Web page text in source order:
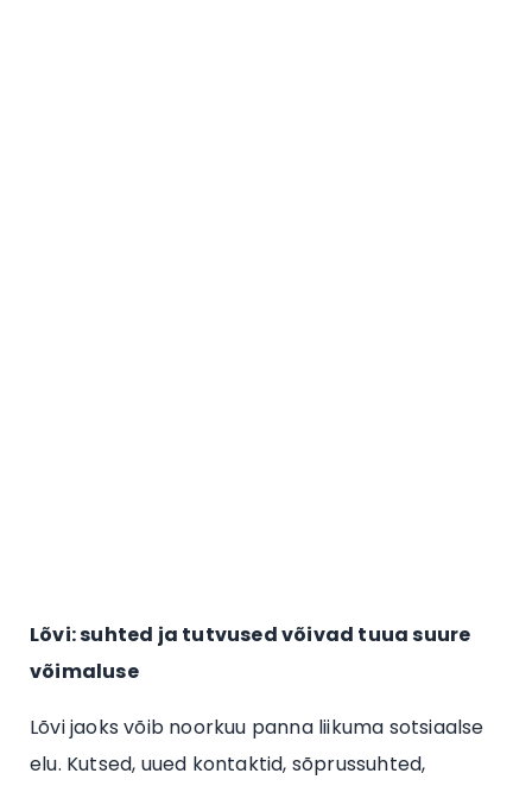
Lõvi: suhted ja tutvused võivad tuua suure
võimaluse
Lõvi jaoks võib noorkuu panna liikuma sotsiaalse
elu. Kutsed, uued kontaktid, sõprussuhted,